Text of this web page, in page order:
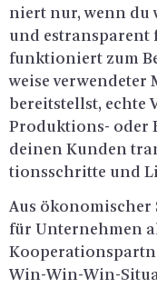
niert nur, wenn
und es­trans­pa­rent
funk­tio­niert zum
wei­se ver­wen­de­ter
be­reit­stellst, echte
Pro­duk­ti­ons- oder
dei­nen Kun­den
ti­ons­schrit­te und
Aus öko­no­mi­scher
für Un­ter­neh­men
Win-Win-Win-